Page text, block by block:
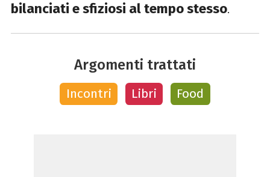
bilanciati e sfiziosi al tempo stesso.
Argomenti trattati
Incontri Libri Food